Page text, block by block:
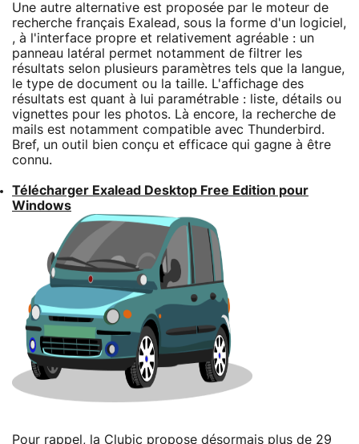
Une autre alternative est proposée par le moteur de
recherche français Exalead, sous la forme d'un logiciel,
, à l'interface propre et relativement agréable : un
panneau latéral permet notamment de filtrer les
résultats selon plusieurs paramètres tels que la langue,
le type de document ou la taille. L'affichage des
résultats est quant à lui paramétrable : liste, détails ou
vignettes pour les photos. Là encore, la recherche de
mails est notamment compatible avec Thunderbird.
Bref, un outil bien conçu et efficace qui gagne à être
connu.
Télécharger Exalead Desktop Free Edition pour
Windows
Pour rappel, la Clubic propose désormais plus de 29